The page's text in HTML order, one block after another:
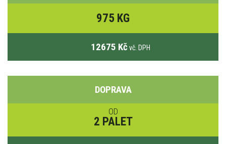
975 KG
12675 Kč vč. DPH
DOPRAVA
OD
2 PALET